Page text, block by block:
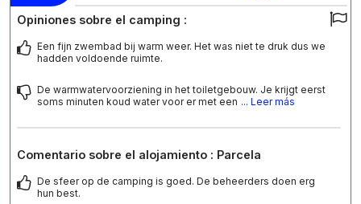
Opiniones sobre el camping :
Een fijn zwembad bij warm weer. Het was niet te druk dus we
hadden voldoende ruimte.
De warmwatervoorziening in het toiletgebouw. Je krijgt eerst
soms minuten koud water voor er met een ... Leer más
Comentario sobre el alojamiento : Parcela
De sfeer op de camping is goed. De beheerders doen erg
hun best.